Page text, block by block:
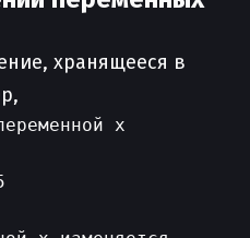
хранящееся в
x